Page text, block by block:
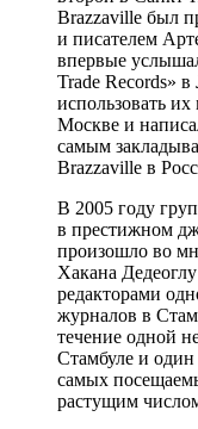
Brazzaville был
и писателем
впервые
Trade Records»
использовать
Москве и
самым
Brazzaville в
В 2005 году
в престижном
произошло во
Хакана
редакторами
журналов в
течение одной
Стамбуле и
самых
растущим